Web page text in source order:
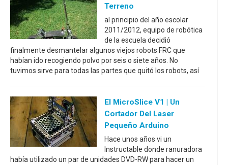
Terreno
al principio del año escolar
2011/2012, equipo de robótica
de la escuela decidió
finalmente desmantelar algunos viejos robots FRC que
habían ido recogiendo polvo por seis o siete años. No
tuvimos sirve para todas las partes que quitó los robots, así
El MicroSlice V1 | Un
Cortador Del Laser
Pequeño Arduino
Hace unos años vi un
Instructable donde ranuradora
había utilizado un par de unidades DVD-RW para hacer un